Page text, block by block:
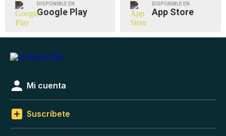
DISPONIBLE EN
Google Play
DISPONIBLE EN
App Store
Mi cuenta
Suscríbete